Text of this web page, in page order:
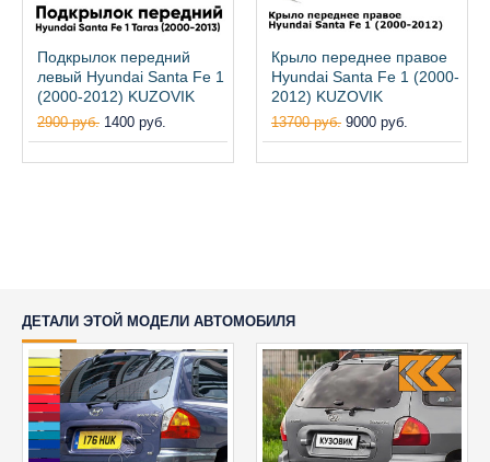
Подкрылок передний
левый Hyundai Santa Fe 1
(2000-2012) KUZOVIK
2900 руб. 1400 руб.
Крыло переднее правое
Hyundai Santa Fe 1 (2000-
2012) KUZOVIK
13700 руб. 9000 руб.
ДЕТАЛИ ЭТОЙ МОДЕЛИ АВТОМОБИЛЯ